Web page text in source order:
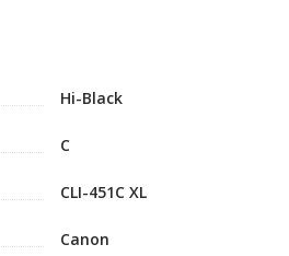
Hi-Black
C
CLI-451C XL
Canon